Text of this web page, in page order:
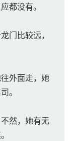
都没有。
门比较远，
外面走，她
。
然，她有无